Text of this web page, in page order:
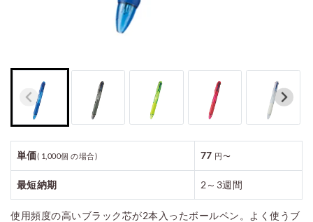
単価( 1,000個 の場合) 77 円〜
最短納期 2～3週間
使用頻度の高いブラック芯が2本入ったボールペン。よく使うブ